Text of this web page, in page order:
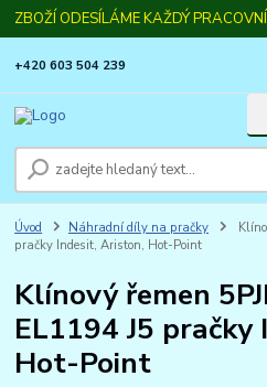
ZBOŽÍ ODESÍLÁME KAŽDÝ
+420 603 504 239
Úvod Náhradní díly na pračky
pračky Indesit, Ariston, Hot-Point
Klínový řemen
EL1194 J5
Hot-Point